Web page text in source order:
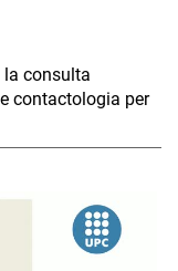
la consulta
contactologia per